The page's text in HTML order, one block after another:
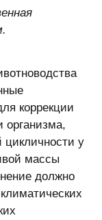
коррекции
организма,
цикличности у
массы
должно